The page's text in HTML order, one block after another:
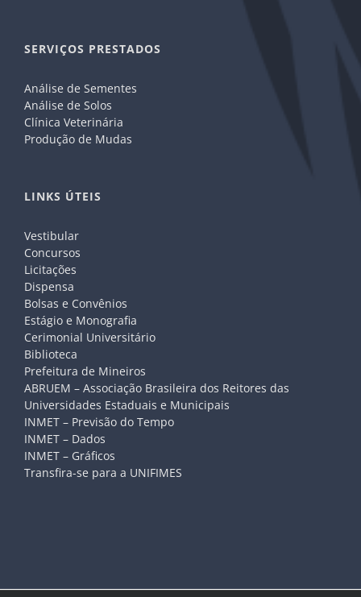
SERVIÇOS PRESTADOS
Análise de Sementes
Análise de Solos
Clínica Veterinária
Produção de Mudas
LINKS ÚTEIS
Vestibular
Concursos
Licitações
Dispensa
Bolsas e Convênios
Estágio e Monografia
Cerimonial Universitário
Biblioteca
Prefeitura de Mineiros
ABRUEM – Associação Brasileira dos Reitores das
Universidades Estaduais e Municipais
INMET – Previsão do Tempo
INMET – Dados
INMET – Gráficos
Transfira-se para a UNIFIMES